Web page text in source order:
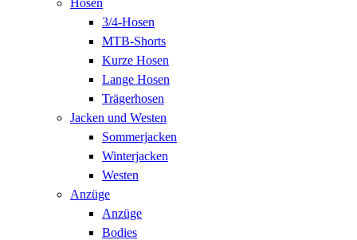
3/4-Hosen
MTB-Shorts
Kurze Hosen
Lange Hosen
Trägerhosen
Jacken und Westen
Sommerjacken
Winterjacken
Westen
Anzüge
Anzüge
Bodies